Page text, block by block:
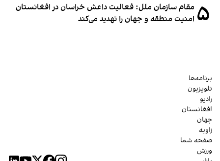
۵ مقام سازمان ملل: فعالیت داعش خراسان در افغانستان
امنیت منطقه و جهان را تهدید می‌کند
برنامه‌ها
تلویزیون
رادیو
افغانستان
جهان
زاویه
صفحه شما
ورزش